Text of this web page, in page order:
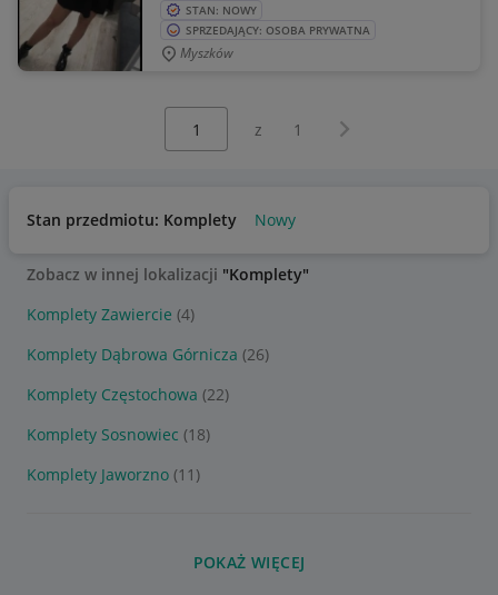
STAN: NOWY
SPRZEDAJĄCY: OSOBA PRYWATNA
Myszków
z 1 Następna strona
Stan przedmiotu: Komplety Nowy
Zobacz w innej lokalizacji "Komplety"
Komplety Zawiercie (4)
Komplety Dąbrowa Górnicza (26)
Komplety Częstochowa (22)
Komplety Sosnowiec (18)
Komplety Jaworzno (11)
POKAŻ WIĘCEJ